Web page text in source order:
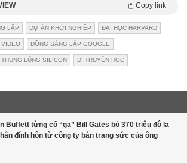
Copy link
LẬP DỰ ÁN KHỞI NGHIỆP ĐẠI HỌC HARVARD
VIDEO ĐỒNG SÁNG LẬP GOOGLE
THUNG LŨNG SILICON DI TRUYỀN HỌC
Buffett từng cố “gạ” Bill Gates bỏ 370 triệu đô la
đính hôn từ công ty bán trang sức của ông